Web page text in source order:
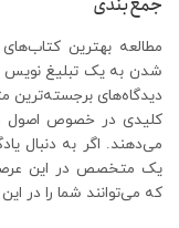
مطالعه بهترین
شدن به یک تبلیغ نویس
دیدگاه‌های برجسته‌ترین
کلیدی در خصوص اصول و
می‌دهند. اگر به دنبال
یک متخصص در این
که می‌توانند شما را در